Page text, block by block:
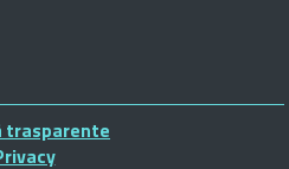
trasparente